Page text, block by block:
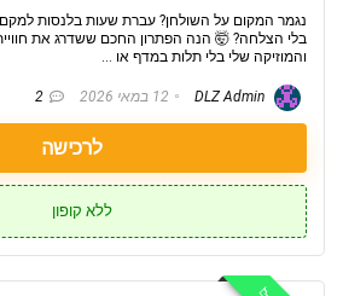
נגמר המקום על השולחן? עברת שעות בלנסות למקם
בלי הצלחה? 🤯 הנה הפתרון החכם ששדרג את
והמוזיקה שלי בלי תלות במדף או ...
12 במאי 2026 2
לרכישה
ללא קופון